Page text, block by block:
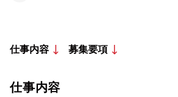
仕事内容 募集要項
仕事内容